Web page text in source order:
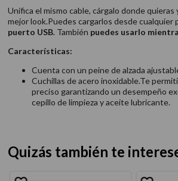
Unifica el mismo cable, cárgalo donde quieras
mejor look.Puedes cargarlos desde cualquier
puerto USB. También puedes usarlo
Características:
Cuenta con un peine de alzada
Cuchillas de acero inoxidable.Te
preciso garantizando un desempeño
cepillo de limpieza y aceite lubricante.
Quizás también te